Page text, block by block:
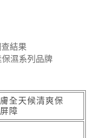
結果
濕系列品牌
全天候清爽保
障